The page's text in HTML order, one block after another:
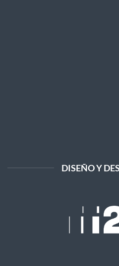
DISEÑO Y